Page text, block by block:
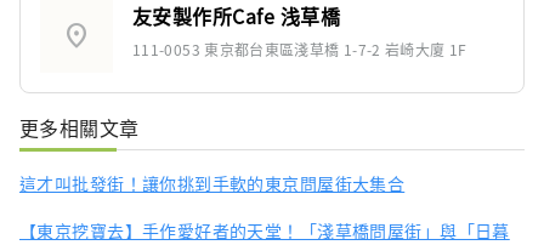
location_on
友安製作所Cafe 浅草橋
111-0053 東京都台東區淺草橋 1-7-2 岩崎大廈 1F
更多相關文章
這才叫批發街！讓你挑到手軟的東京問屋街大集合
【東京挖寶去】手作愛好者的天堂！「淺草橋問屋街」與「日暮